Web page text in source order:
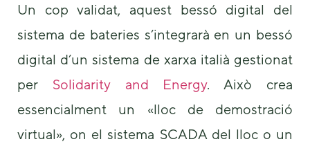
Un cop validat, aquest bessó digital del
sistema de bateries s’integrarà en un bessó
digital d’un sistema de xarxa italià gestionat
per Solidarity and Energy. Això crea
essencialment un «lloc de demostració
virtual», on el sistema SCADA del lloc o un